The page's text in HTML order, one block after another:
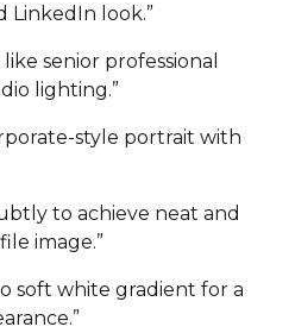
LinkedIn look.”
senior professional
lighting.”
style portrait with
to achieve neat and
image.”
soft white gradient for a